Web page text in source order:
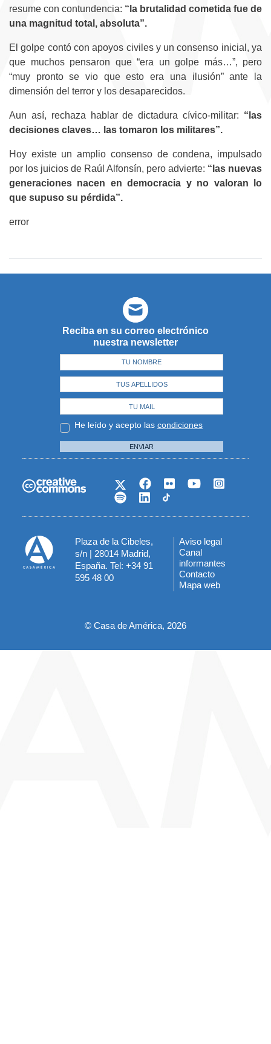
resume con contundencia: “la brutalidad cometida fue de
una magnitud total, absoluta”.
El golpe contó con apoyos civiles y un consenso inicial, ya
que muchos pensaron que “era un golpe más…”, pero
“muy pronto se vio que esto era una ilusión” ante la
dimensión del terror y los desaparecidos.
Aun así, rechaza hablar de dictadura cívico-militar: “las
decisiones claves… las tomaron los militares”.
Hoy existe un amplio consenso de condena, impulsado
por los juicios de Raúl Alfonsín, pero advierte: “las nuevas
generaciones nacen en democracia y no valoran lo
que supuso su pérdida”.
error
Reciba en su correo electrónico
nuestra newsletter
He leído y acepto las condiciones
ENVIAR
Plaza de la Cibeles,
s/n | 28014 Madrid,
España. Tel: +34 91
595 48 00
Menú
del
pie
Aviso legal
Canal
informantes
Contacto
Mapa web
© Casa de América, 2026